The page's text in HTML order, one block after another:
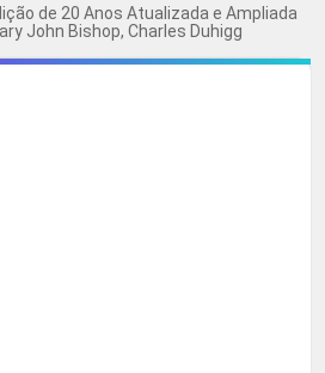
de 20 Anos Atualizada e Ampliada
John Bishop, Charles Duhigg